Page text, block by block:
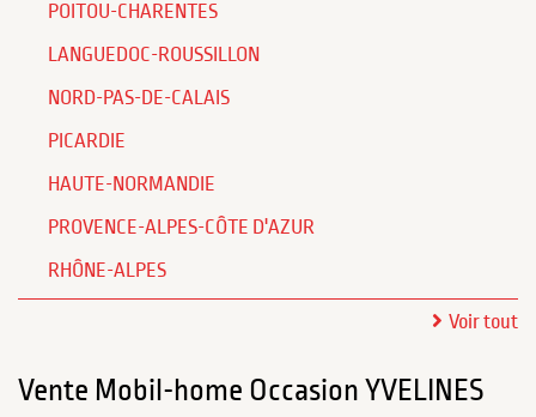
POITOU-CHARENTES
LANGUEDOC-ROUSSILLON
NORD-PAS-DE-CALAIS
PICARDIE
HAUTE-NORMANDIE
PROVENCE-ALPES-CÔTE D'AZUR
RHÔNE-ALPES
Voir tout
Vente Mobil-home Occasion YVELINES